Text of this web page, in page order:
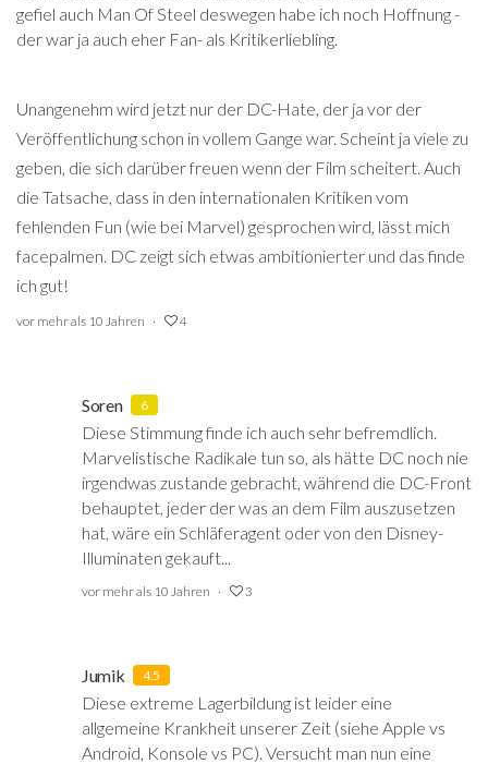
gefiel auch Man Of Steel deswegen habe ich noch Hoffnung -
der war ja auch eher Fan- als Kritikerliebling.
Unangenehm wird jetzt nur der DC-Hate, der ja vor der
Veröffentlichung schon in vollem Gange war. Scheint ja viele zu
geben, die sich darüber freuen wenn der Film scheitert. Auch
die Tatsache, dass in den internationalen Kritiken vom
fehlenden Fun (wie bei Marvel) gesprochen wird, lässt mich
facepalmen. DC zeigt sich etwas ambitionierter und das finde
ich gut!
vor mehr als 10 Jahren 4
Soren 6
Diese Stimmung finde ich auch sehr befremdlich.
Marvelistische Radikale tun so, als hätte DC noch nie
irgendwas zustande gebracht, während die DC-Front
behauptet, jeder der was an dem Film auszusetzen
hat, wäre ein Schläferagent oder von den Disney-
Illuminaten gekauft...
vor mehr als 10 Jahren 3
Jumik 4.5
Diese extreme Lagerbildung ist leider eine
allgemeine Krankheit unserer Zeit (siehe Apple vs
Android, Konsole vs PC). Versucht man nun eine